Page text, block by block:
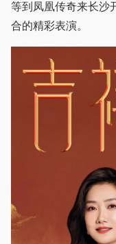
等到凤凰传奇来长沙
合的精彩表演。